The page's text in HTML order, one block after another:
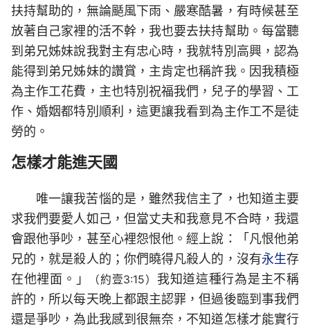
扶持幫助的，無論颳風下雨、嚴寒酷暑，有時候甚至
放著自己家裡的活不幹，我也要去扶持幫助。每當聽
到弟兄姊妹說我對主有忠心時，我就特別高興，認為
能得到弟兄姊妹的讚賞，主肯定也稱許我。因我積極
為主作工花費，主也特別祝福我們，兒子的學習、工
作、婚姻都特別順利，這更讓我看到為主作工不是徒
勞的。
怎樣才能進天國
唯一讓我苦惱的是，雖然我信主了，也知道主要
求我們要愛人如己，但當丈夫和我意見不合時，我還
會跟他爭吵，甚至心裡怨恨他。經上說：「凡恨他弟
兄的，就是殺人的；你們曉得凡殺人的，沒有永生存
在他裡面。」
（約壹3:15） 我知道這種行為是主不稱
許的，所以每天晚上都跟主認罪，但過後臨到事我們
還是爭吵，為此我感到很無奈，不知道怎樣才能實行